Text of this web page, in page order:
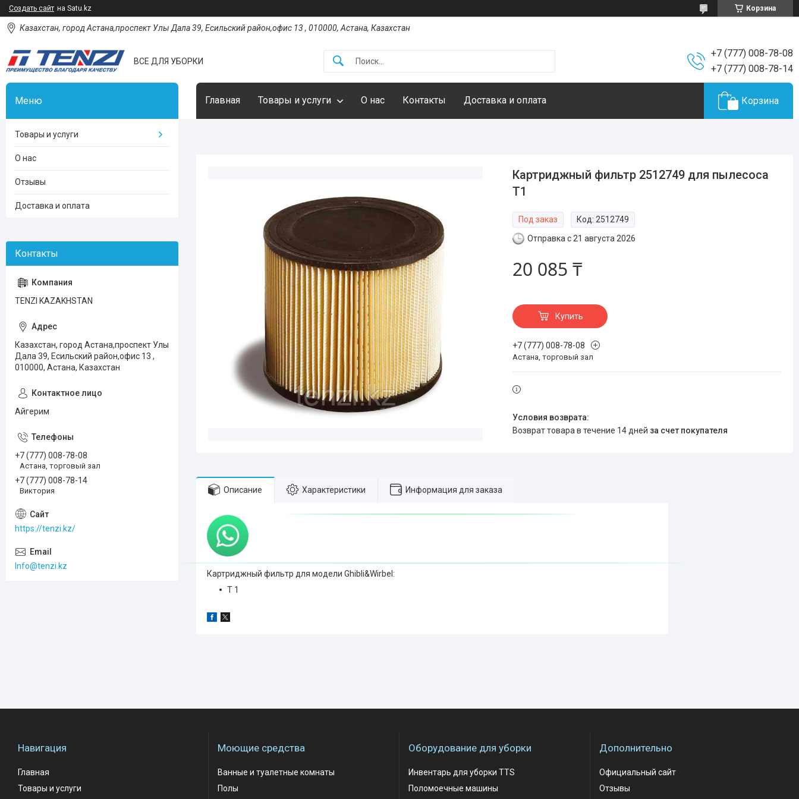
Создать сайт на Satu.kz Корзина
Казахстан, город Астана,проспект Улы Дала 39, Есильский район,офис 13 , 010000, Астана, Казахстан
ВСЕ ДЛЯ УБОРКИ
+7 (777) 008-78-08
+7 (777) 008-78-14
Главная Товары и услуги О нас Контакты Доставка и оплата Корзина
Картриджный фильтр 2512749 для пылесоса
Т1
Под заказ Код: 2512749
Отправка с 21 августа 2026
20 085 ₸
Купить
+7 (777) 008-78-08
Астана, торговый зал
возврат товара в течение 14 дней за счет покупателя
Описание Характеристики Информация для заказа
Картриджный фильтр для модели Ghibli&Wirbel:
T 1
Товары и услуги
О нас
Отзывы
Доставка и оплата
TENZI KAZAKHSTAN
Казахстан, город Астана,проспект Улы
Дала 39, Есильский район,офис 13 ,
010000, Астана, Казахстан
Айгерим
+7 (777) 008-78-08
Астана, торговый зал
+7 (777) 008-78-14
Виктория
https://tenzi.kz/
Info@tenzi.kz
Навигация
Главная
Товары и услуги
Моющие средства
Ванные и туалетные комнаты
Полы
Оборудование для уборки
Инвентарь для уборки TTS
Поломоечные машины
Дополнительно
Официальный сайт
Отзывы